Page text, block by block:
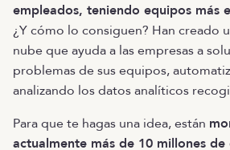
empleados, teniendo equipos más
¿Y cómo lo consiguen? Han creado
nube que ayuda a las empresas a
problemas de sus equipos,
analizando los datos analíticos
Para que te hagas una idea, están
actualmente más de 10 millones